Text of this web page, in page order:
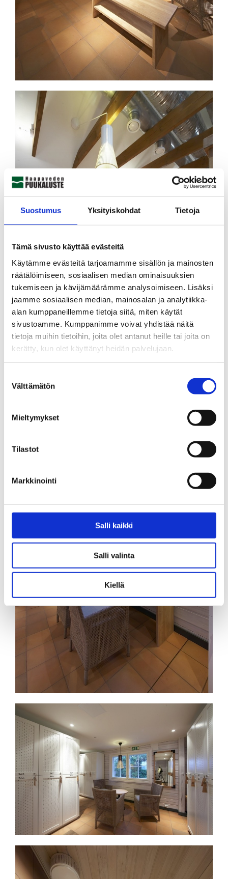
Suostumus Yksityiskohdat Tietoja
Tämä sivusto käyttää evästeitä
Käytämme evästeitä tarjoamamme sisällön ja mainosten
räätälöimiseen, sosiaalisen median ominaisuuksien
tukemiseen ja kävijämäärämme analysoimiseen. Lisäksi
jaamme sosiaalisen median, mainosalan ja analytiikka-
alan kumppaneillemme tietoja siitä, miten käytät
sivustoamme. Kumppanimme voivat yhdistää näitä
tietoja muihin tietoihin, joita olet antanut heille tai joita on
kerätty, kun olet käyttänyt heidän palvelujaan.
valinta
Välttämätön
Mieltymykset
Tilastot
Markkinointi
Salli kaikki
Salli valinta
Kiellä